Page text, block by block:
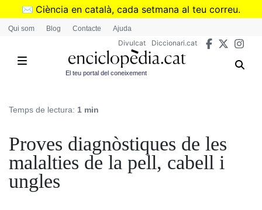
Vés
✉️ Ciència en català, cada setmana al teu correu.
➜Subscriu-te al butlletí de Divulcat
Qui som Blog Contacte Ajuda
Divulcat Diccionari.cat
El teu portal del coneixement
Temps de lectura: 1 min
Proves diagnòstiques de les
malalties de la pell, cabell i
ungles